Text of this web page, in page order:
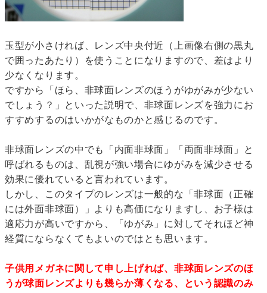
玉型が小さければ、レンズ中央付近（上画像右側の黒丸
で囲ったあたり）を使うことになりますので、差はより
少なくなります。
ですから「ほら、非球面レンズのほうがゆがみが少ない
でしょう？」といった説明で、非球面レンズを強力にお
すすめするのはいかがなものかと感じるのです。
非球面レンズの中でも「内面非球面」「両面非球面」と
呼ばれるものは、乱視が強い場合にゆがみを減少させる
効果に優れていると言われています。
しかし、このタイプのレンズは一般的な「非球面（正確
には外面非球面）」よりも高価になりますし、お子様は
適応力が高いですから、「ゆがみ」に対してそれほど神
経質にならなくてもよいのではとも思います。
子供用メガネに関して申し上げれば、非球面レンズのほ
うが球面レンズよりも幾らか薄くなる、という認識のみ